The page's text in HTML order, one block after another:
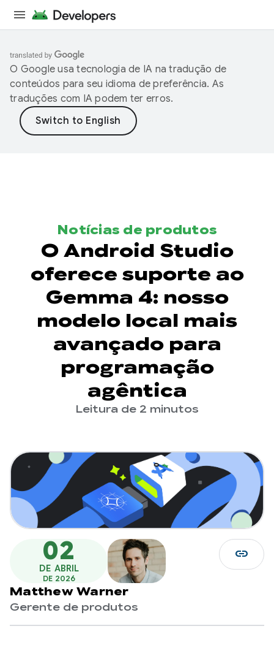
O Google usa tecnologia de IA na tradução de
conteúdos para seu idioma de preferência. As
traduções com IA podem ter erros.
Notícias de produtos
O Android Studio
oferece suporte ao
Gemma 4: nosso
modelo local mais
avançado para
programação
agêntica
Leitura de 2 minutos
02
DE ABRIL
DE 2026
Matthew Warner
Gerente de produtos
link